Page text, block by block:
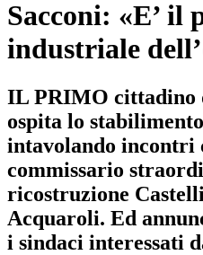
Sacconi: «E’ il
industriale
IL PRIMO cittadino
ospita lo
intavolando incontri
commissario
ricostruzione
Acquaroli. Ed
i sindaci interessati